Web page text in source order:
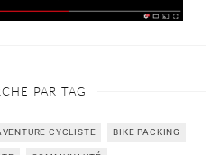
PAR TAG
CYCLISTE BIKE PACKING